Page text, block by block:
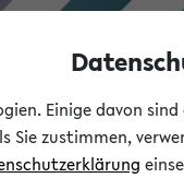
Einige davon
Sie zustimmen,